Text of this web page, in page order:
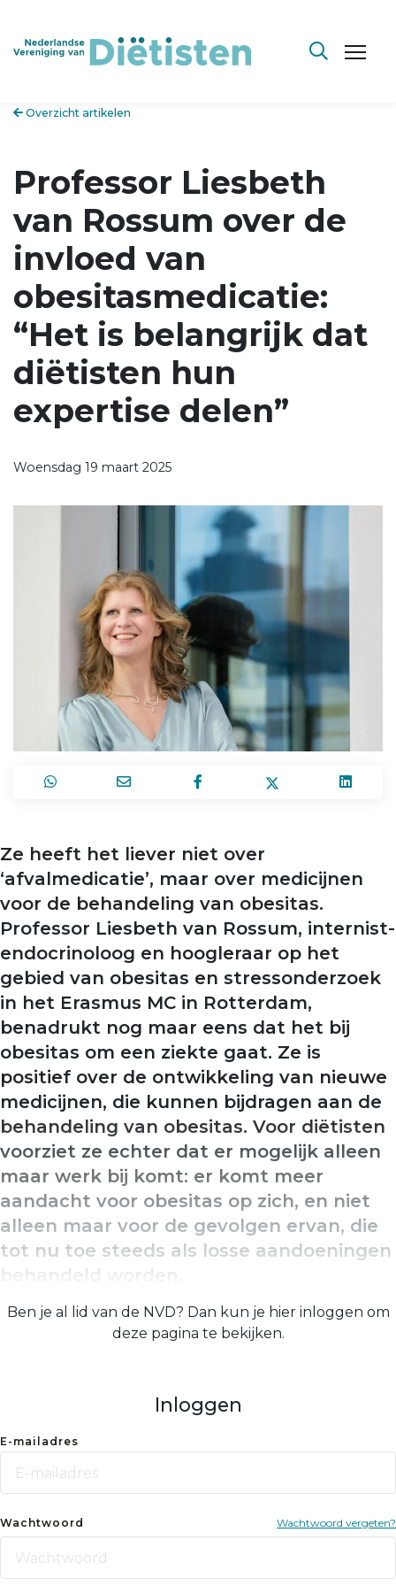
Overzicht artikelen
Professor Liesbeth
van Rossum over de
invloed van
obesitasmedicatie:
“Het is belangrijk dat
diëtisten hun
expertise delen”
Woensdag 19 maart 2025
Ze heeft het liever niet over
‘afvalmedicatie’, maar over medicijnen
voor de behandeling van obesitas.
Professor Liesbeth van Rossum, internist-
endocrinoloog en hoogleraar op het
gebied van obesitas en stressonderzoek
in het Erasmus MC in Rotterdam,
benadrukt nog maar eens dat het bij
obesitas om een ziekte gaat. Ze is
positief over de ontwikkeling van nieuwe
medicijnen, die kunnen bijdragen aan de
behandeling van obesitas. Voor diëtisten
voorziet ze echter dat er mogelijk alleen
maar werk bij komt: er komt meer
aandacht voor obesitas op zich, en niet
alleen maar voor de gevolgen ervan, die
tot nu toe steeds als losse aandoeningen
Ben je al lid van de NVD? Dan kun je hier inloggen om
deze pagina te bekijken.
Inloggen
E-mailadres
Wachtwoord Wachtwoord vergeten?